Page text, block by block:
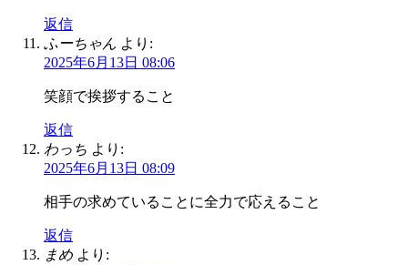
返信
ふーちゃん より:
2025年6月13日 08:06
笑顔で挨拶すること
返信
わっち より:
2025年6月13日 08:09
相手の求めていることに全力で応えること
返信
まめ より: